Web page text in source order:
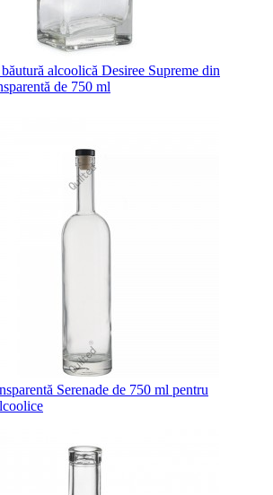
alcoolică Desiree Supreme din
de 750 ml
Serenade de 750 ml pentru